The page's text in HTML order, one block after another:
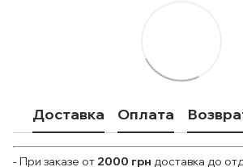
Доставка Оплата
- При заказе от 2000 грн доставка до